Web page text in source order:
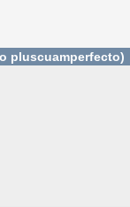
pluscuamperfecto)